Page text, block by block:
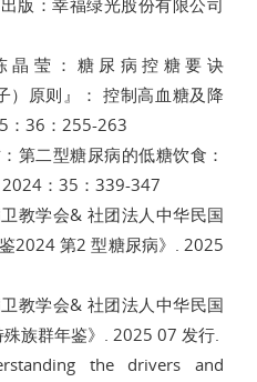
版：幸福绿光股份有限公司
晶莹：糖尿病控糖要诀
）原则』： 控制高血糖及降
：36：255-263
第二型糖尿病的低糖饮食：
2024：35：339-347
教学会& 社团法人中华民国
2024 第2 型糖尿病》. 2025
教学会& 社团法人中华民国
族群年鉴》. 2025 07 发行.
the drivers and